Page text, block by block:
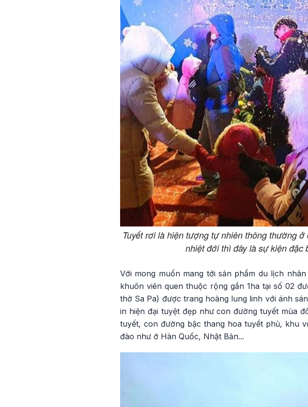
Tuyết rơi là hiện tượng tự nhiên thông thường
nhiệt đới thì đây là sự kiện đặc
Với mong muốn mang tới sản phẩm du lịch
khuôn viên quen thuộc rộng gần 1ha tại số 02
thờ Sa Pa) được trang hoàng lung linh với ánh
in hiện đại tuyệt đẹp như con đường tuyết mùa
tuyết, con đường bậc thang hoa tuyết phủ, khu
đào như ở Hàn Quốc, Nhật Bản...